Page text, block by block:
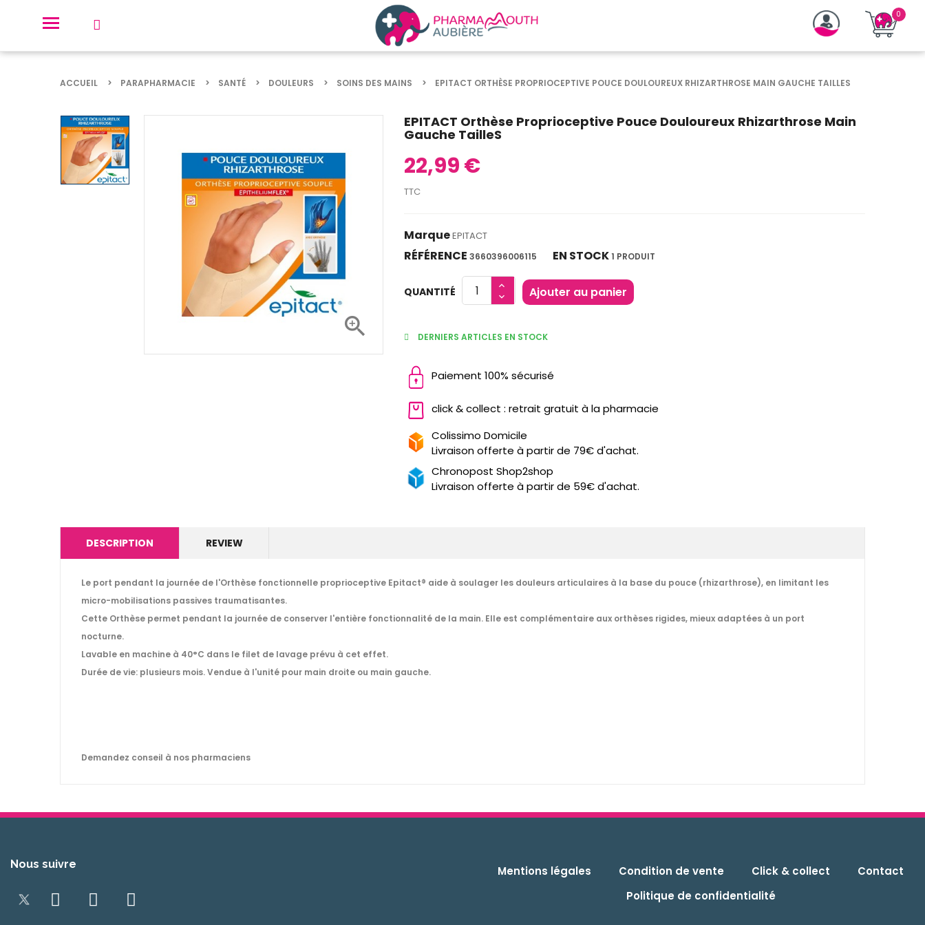
ACCUEIL PARAPHARMACIE SANTÉ DOULEURS SOINS DES MAINS EPITACT ORTHÈSE PROPRIOCEPTIVE POUCE DOULOUREUX RHIZARTHROSE MAIN GAUCHE TAILLES

EPITACT Orthèse Proprioceptive Pouce Douloureux Rhizarthrose Main
Gauche TailleS
22,99 €
TTC
MarqueEPITACT
RÉFÉRENCE 3660396006115 EN STOCK1 PRODUIT
QUANTITÉ Ajouter au panier
DERNIERS ARTICLES EN STOCK
Paiement 100% sécurisé
click & collect : retrait gratuit à la pharmacie
Colissimo Domicile
Livraison offerte à partir de 79€ d'achat.
Chronopost Shop2shop
Livraison offerte à partir de 59€ d'achat.
DESCRIPTION REVIEW
Le port pendant la journée de l'Orthèse fonctionnelle proprioceptive Epitact® aide à soulager les douleurs articulaires à la base du pouce (rhizarthrose), en limitant les
micro-mobilisations passives traumatisantes.
Cette Orthèse permet pendant la journée de conserver l'entière fonctionnalité de la main. Elle est complémentaire aux orthèses rigides, mieux adaptées à un port
nocturne.
Lavable en machine à 40°C dans le filet de lavage prévu à cet effet.
Durée de vie: plusieurs mois. Vendue à l'unité pour main droite ou main gauche.
Demandez conseil à nos pharmaciens
Nous suivre Mentions légales Condition de vente Click & collect
Contact
Politique de confidentialité